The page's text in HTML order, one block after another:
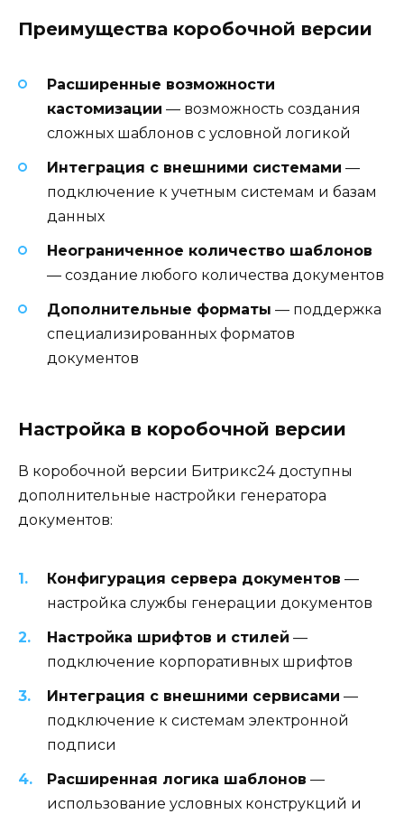
Преимущества коробочной версии
Расширенные возможности
кастомизации — возможность создания
сложных шаблонов с условной логикой
Интеграция с внешними системами —
подключение к учетным системам и базам
данных
Неограниченное количество шаблонов
— создание любого количества документов
Дополнительные форматы — поддержка
специализированных форматов
документов
Настройка в коробочной версии
В коробочной версии Битрикс24 доступны
дополнительные настройки генератора
документов:
Конфигурация сервера документов —
настройка службы генерации документов
Настройка шрифтов и стилей —
подключение корпоративных шрифтов
Интеграция с внешними сервисами —
подключение к системам электронной
подписи
Расширенная логика шаблонов —
использование условных конструкций и